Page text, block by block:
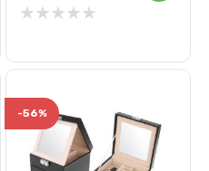
★★★★★
-56%